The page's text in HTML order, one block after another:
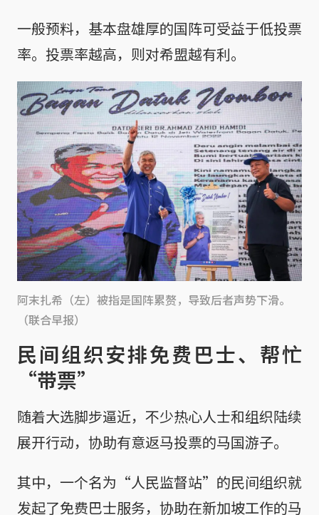
一般预料，基本盘雄厚的国阵可受益于低投票
率。投票率越高，则对希盟越有利。
阿末扎希（左）被指是国阵累赘，导致后者声势下滑。
（联合早报）
民间组织安排免费巴士、帮忙
“带票”
随着大选脚步逼近，不少热心人士和组织陆续
展开行动，协助有意返马投票的马国游子。
其中，一个名为“人民监督站”的民间组织就
发起了免费巴士服务，协助在新加坡工作的马